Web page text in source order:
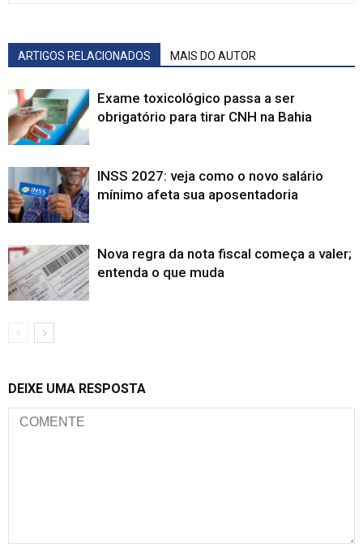
ARTIGOS RELACIONADOS MAIS DO AUTOR
Exame toxicológico passa a ser
obrigatório para tirar CNH na Bahia
INSS 2027: veja como o novo salário
mínimo afeta sua aposentadoria
Nova regra da nota fiscal começa a valer;
entenda o que muda
DEIXE UMA RESPOSTA